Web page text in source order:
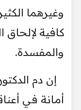
وغيرهما
كافية لإلحاق
والمفسدة.
إن دم
أمانة في